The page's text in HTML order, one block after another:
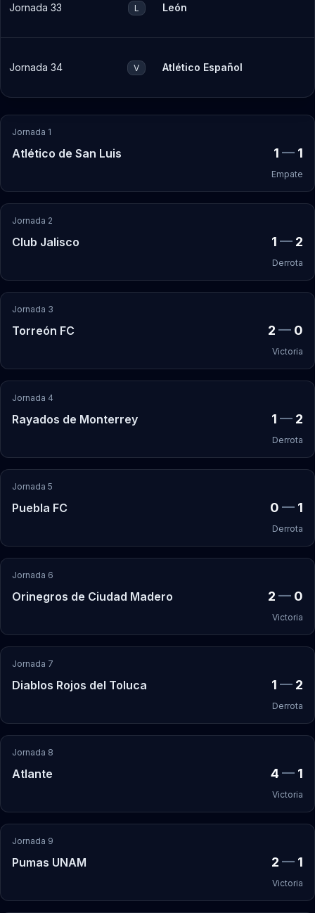
Jornada 33 L León
Jornada 34 V Atlético Español
Jornada 1
Atlético de San Luis 1 — 1
Empate
Jornada 2
Club Jalisco 1 — 2
Derrota
Jornada 3
Torreón FC 2 — 0
Victoria
Jornada 4
Rayados de Monterrey 1 — 2
Derrota
Jornada 5
Puebla FC 0 — 1
Derrota
Jornada 6
Orinegros de Ciudad Madero 2 — 0
Victoria
Jornada 7
Diablos Rojos del Toluca 1 — 2
Derrota
Jornada 8
Atlante 4 — 1
Victoria
Jornada 9
Pumas UNAM 2 — 1
Victoria